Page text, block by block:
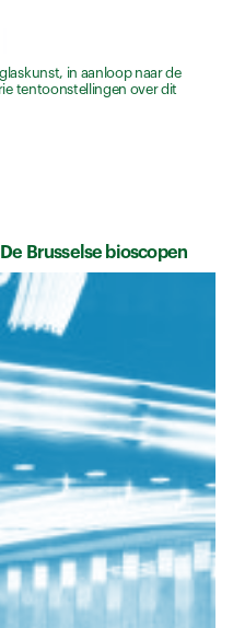
in aanloop naar de
tentoonstellingen over dit
De Brusselse bioscopen